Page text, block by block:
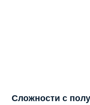
Сложности с